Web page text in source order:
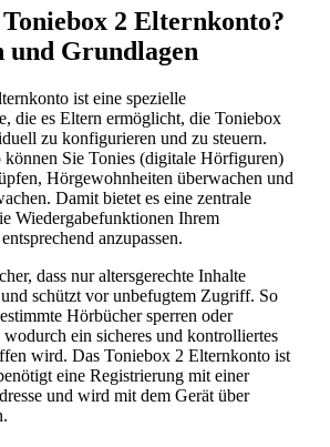
Toniebox 2 Elternkonto?
und Grundlagen
ist eine spezielle
die es Eltern ermöglicht, die Toniebox
zu konfigurieren und zu steuern.
können Sie Tonies (digitale Hörfiguren)
Hörgewohnheiten überwachen und
Damit bietet es eine zentrale
Wiedergabefunktionen Ihrem
anzupassen.
dass nur altersgerechte Inhalte
schützt vor unbefugtem Zugriff. So
Hörbücher sperren oder
ein sicheres und kontrolliertes
wird. Das Toniebox 2 Elternkonto ist
eine Registrierung mit einer
und wird mit dem Gerät über